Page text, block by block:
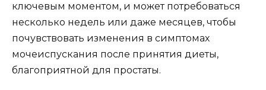
ключевым моментом, и может потребоваться
несколько недель или даже месяцев, чтобы
почувствовать изменения в симптомах
мочеиспускания после принятия диеты,
благоприятной для простаты.